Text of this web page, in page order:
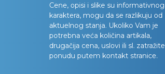
Cene, opisi i slike su informativnog
karaktera, mogu da se razlikuju od
aktuelnog stanja. Ukoliko Vam je
potrebna veća količina artikala,
drugačija cena, uslovi ili sl. zatražite
ponudu putem kontakt stranice.